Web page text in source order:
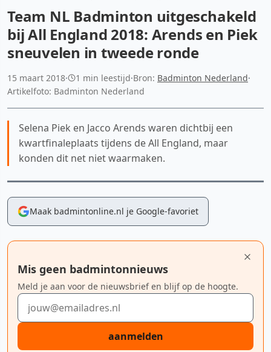
Team NL Badminton uitgeschakeld
bij All England 2018: Arends en Piek
sneuvelen in tweede ronde
15 maart 2018· 1 min leestijd·Bron: Badminton Nederland·
Artikelfoto: Badminton Nederland
Selena Piek en Jacco Arends waren dichtbij een
kwartfinaleplaats tijdens de All England, maar
konden dit net niet waarmaken.
Maak badmintonline.nl je Google-favoriet
Mis geen badmintonnieuws
Meld je aan voor de nieuwsbrief en blijf op de hoogte.
E-mailadres
aanmelden